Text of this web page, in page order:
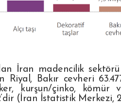
İran madencilik sektörü
Bakır cevheri
kurşun/çinko, kömür
(İran İstatistik Merkezi,